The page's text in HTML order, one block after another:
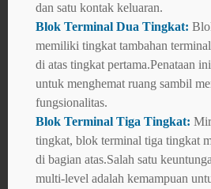
dan satu kontak keluaran.
Blok Terminal Dua Tingkat:
memiliki tingkat tambahan
di atas tingkat pertama.Penataan
untuk menghemat ruang sambil
fungsionalitas.
Blok Terminal Tiga Tingkat:
tingkat, blok terminal tiga tingkat
di bagian atas.Salah satu
multi-level adalah kemampuan